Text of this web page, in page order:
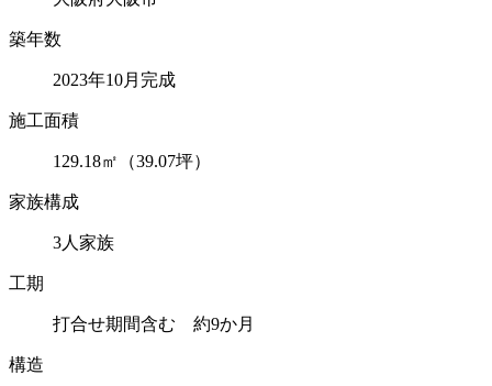
築年数
2023年10月完成
施工面積
129.18㎡（39.07坪）
家族構成
3人家族
工期
打合せ期間含む 約9か月
構造